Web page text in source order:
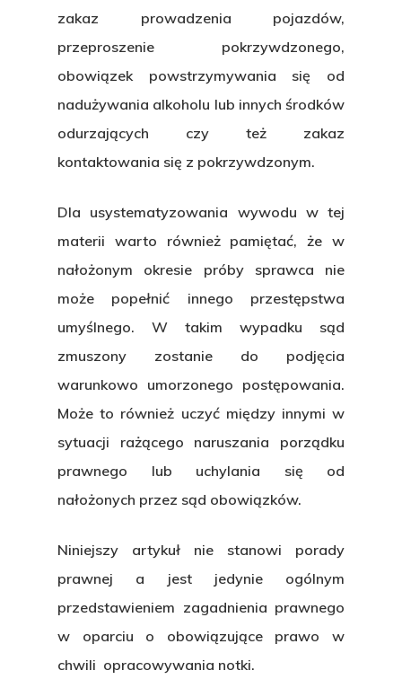
zakaz prowadzenia pojazdów,
przeproszenie pokrzywdzonego,
obowiązek powstrzymywania się od
nadużywania alkoholu lub innych środków
odurzających czy też zakaz
kontaktowania się z pokrzywdzonym.
Dla usystematyzowania wywodu w tej
materii warto również pamiętać, że w
nałożonym okresie próby sprawca nie
może popełnić innego przestępstwa
umyślnego. W takim wypadku sąd
zmuszony zostanie do podjęcia
warunkowo umorzonego postępowania.
Może to również uczyć między innymi w
sytuacji rażącego naruszania porządku
prawnego lub uchylania się od
nałożonych przez sąd obowiązków.
Niniejszy artykuł nie stanowi porady
prawnej a jest jedynie ogólnym
przedstawieniem zagadnienia prawnego
w oparciu o obowiązujące prawo w
chwili opracowywania notki.